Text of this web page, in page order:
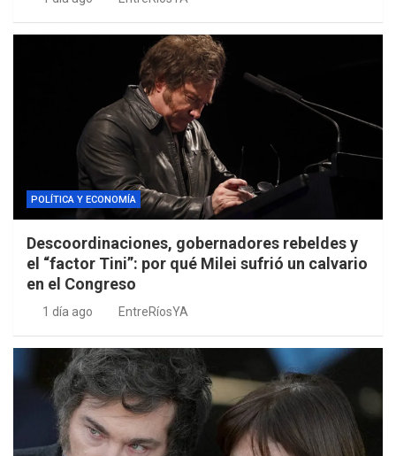
POLÍTICA Y ECONOMÍA
Descoordinaciones, gobernadores rebeldes y
el “factor Tini”: por qué Milei sufrió un calvario
en el Congreso
1 día ago EntreRíosYA